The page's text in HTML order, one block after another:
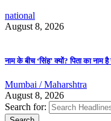
national
August 8, 2026
नाम के बीच ‘सिंह’ क्यों? पिता का नाम
Mumbai / Maharshtra
August 8, 2026
Search for: